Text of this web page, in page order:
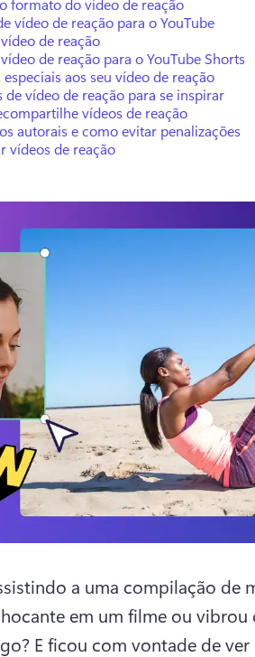
formato do vídeo de reação
vídeo de reação para o YouTube
de reação
de reação para o YouTube Shorts
aos seu vídeo de reação
de vídeo de reação para se inspirar
vídeos de reação
autorais e como evitar penalizações
vídeos de reação
a uma compilação de
em um filme ou
E ficou com vontade de